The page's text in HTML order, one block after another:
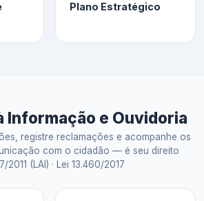
Plano Estratégico
Informação e Ouvidoria
registre reclamações e acompanhe os
com o cidadão — é seu direito
2011 (LAI) · Lei 13.460/2017